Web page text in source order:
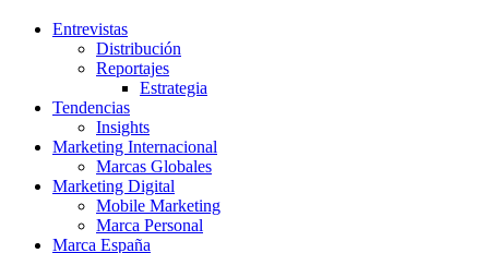
Entrevistas
Distribución
Reportajes
Estrategia
Tendencias
Insights
Marketing Internacional
Marcas Globales
Marketing Digital
Mobile Marketing
Marca Personal
Marca España